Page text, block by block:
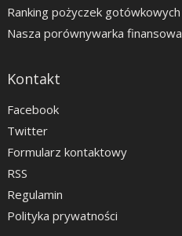
Ranking pożyczek gotówkowych
Nasza porównywarka finansowa
Kontakt
Facebook
Twitter
Formularz kontaktowy
RSS
Regulamin
Polityka prywatności